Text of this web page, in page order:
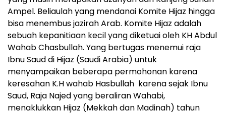
Ampel. Beliaulah yang mendanai Komite Hijaz hingga
bisa menembus jazirah Arab. Komite Hijaz adalah
sebuah kepanitiaan kecil yang diketuai oleh KH Abdul
Wahab Chasbullah. Yang bertugas menemui raja
Ibnu Saud di Hijaz (Saudi Arabia) untuk
menyampaikan beberapa permohonan karena
keresahan K.H wahab Hasbullah karena sejak Ibnu
Saud, Raja Najed yang beraliran Wahabi,
menaklukkan Hijaz (Mekkah dan Madinah) tahun